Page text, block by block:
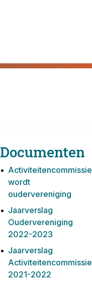
Documenten
Activiteitencommissie
wordt
oudervereniging
Jaarverslag
Oudervereniging
2022-2023
Jaarverslag
Activiteitencommissie
2021-2022